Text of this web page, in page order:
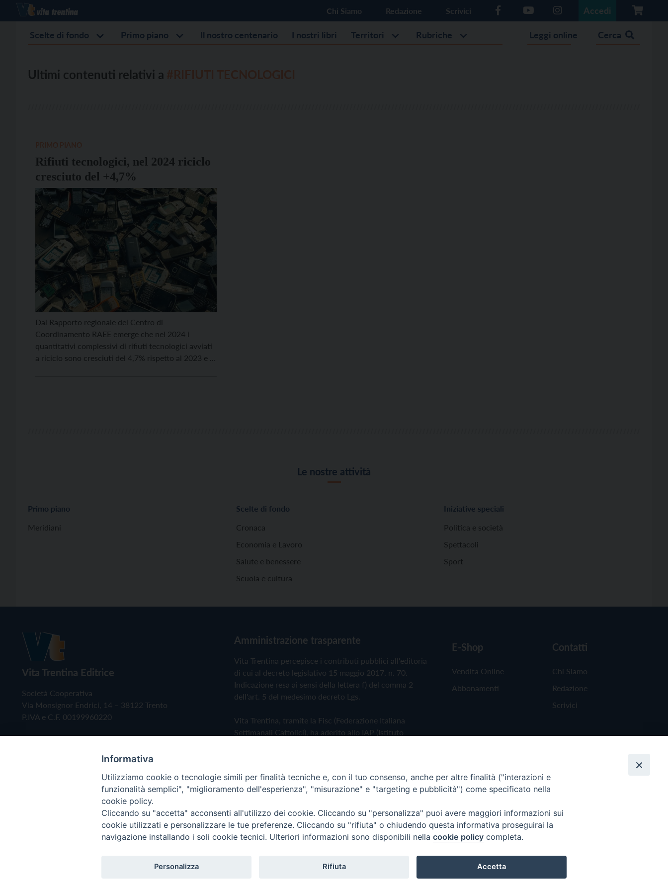
Chi Siamo Redazione Scrivici Accedi
Scelte di fondo Primo piano Il nostro centenario I nostri libri Territori Rubriche Leggi online Cerca
Ultimi contenuti relativi a
Rifiuti tecnologici, nel 2024 riciclo
cresciuto del +4,7%
Dal Rapporto regionale del Centro di
Coordinamento RAEE emerge che nel 2024 i
quantitativi complessivi di rifiuti tecnologici avviati
a riciclo sono cresciuti del 4,7% rispetto al 2023 e il
Le nostre attività
Primo piano
Meridiani
Scelte di fondo
Cronaca
Economia e Lavoro
Salute e benessere
Scuola e cultura
Iniziative speciali
Politica e società
Spettacoli
Sport
Vita Trentina Editrice
Società Cooperativa
Via Monsignor Endrici, 14 – 38122 Trento
P.IVA e C.F. 00199960220
Amministrazione trasparente
Vita Trentina percepisce i contributi pubblici all'editoria
di cui al decreto legislativo 15 maggio 2017, n. 70.
Indicazione resa ai sensi della lettera f) del comma 2
dell'art. 5 del medesimo decreto Lgs.
Vita Trentina, tramite la Fisc (Federazione Italiana
Settimanali Cattolici), ha aderito allo IAP (Istituto
Privacy Policy Cookie Policy
E-Shop
Vendita Online
Abbonamenti
Contatti
Chi Siamo
Redazione
Scrivici
Copyright © 2019 - Tutti i diritti riservati - Vita Trentina Editrice
Informativa
Utilizziamo cookie o tecnologie simili per finalità tecniche e, con il tuo consenso, anche per altre finalità ("interazioni e
funzionalità semplici", "miglioramento dell'esperienza", "misurazione" e "targeting e pubblicità") come specificato nella
cookie policy.
Cliccando su "accetta" acconsenti all'utilizzo dei cookie. Cliccando su "personalizza" puoi avere maggiori informazioni sui
cookie utilizzati e personalizzare le tue preferenze. Cliccando su "rifiuta" o chiudendo questa informativa proseguirai la
navigazione installando i soli cookie tecnici. Ulteriori informazioni sono disponibili nella cookie policy completa.
Personalizza Rifiuta Accetta